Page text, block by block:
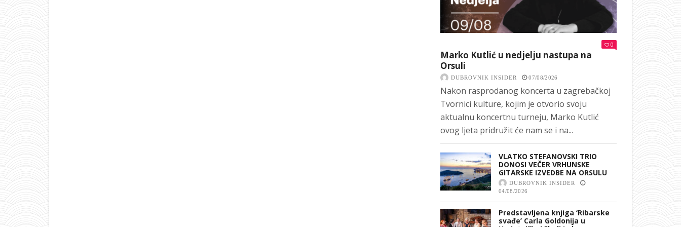
0
Marko Kutlić u nedjelju nastupa na
Orsuli
DUBROVNIK INSIDER 07/08/2026
Nakon rasprodanog koncerta u zagrebačkoj
Tvornici kulture, kojim je otvorio svoju
aktualnu koncertnu turneju, Marko Kutlić
ovog ljeta pridružit će nam se i na...
VLATKO STEFANOVSKI TRIO
DONOSI VEČER VRHUNSKE
GITARSKE IZVEDBE NA ORSULU
DUBROVNIK INSIDER
04/08/2026
Predstavljena knjiga ‘Ribarske
svađe’ Carla Goldonija u